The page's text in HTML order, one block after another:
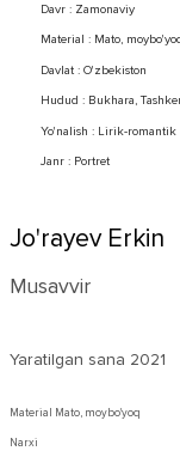
Davr : Zamonaviy
Material : Mato,
Davlat : O'zbekiston
Hudud : Bukhara,
Yo'nalish : Lirik-romantik
Janr : Portret
Jo'rayev Erkin
Musavvir
Yaratilgan sana 2021
Material Mato, moybo'yoq
Narxi